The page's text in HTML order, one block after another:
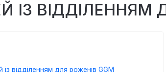
ВІДДІЛЕННЯМ